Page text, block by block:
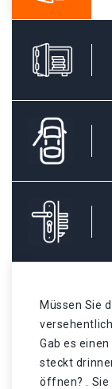
Müssen Sie
Gab es
steckt
öffnen? . Sie